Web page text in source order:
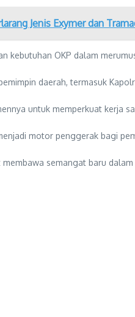
Jenis Exymer dan
kebutuhan OKP dalam
daerah, termasuk
untuk memperkuat kerja
motor penggerak bagi
semangat baru